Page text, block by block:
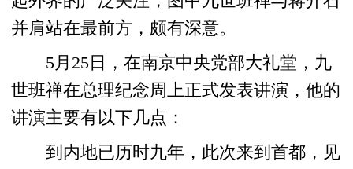
并肩站在最前方，颇有深意。
5月25日，在南京中央党部大礼堂，九
世班禅在总理纪念周上正式发表讲演，他的
讲演主要有以下几点：
到内地已历时九年，此次来到首都，见